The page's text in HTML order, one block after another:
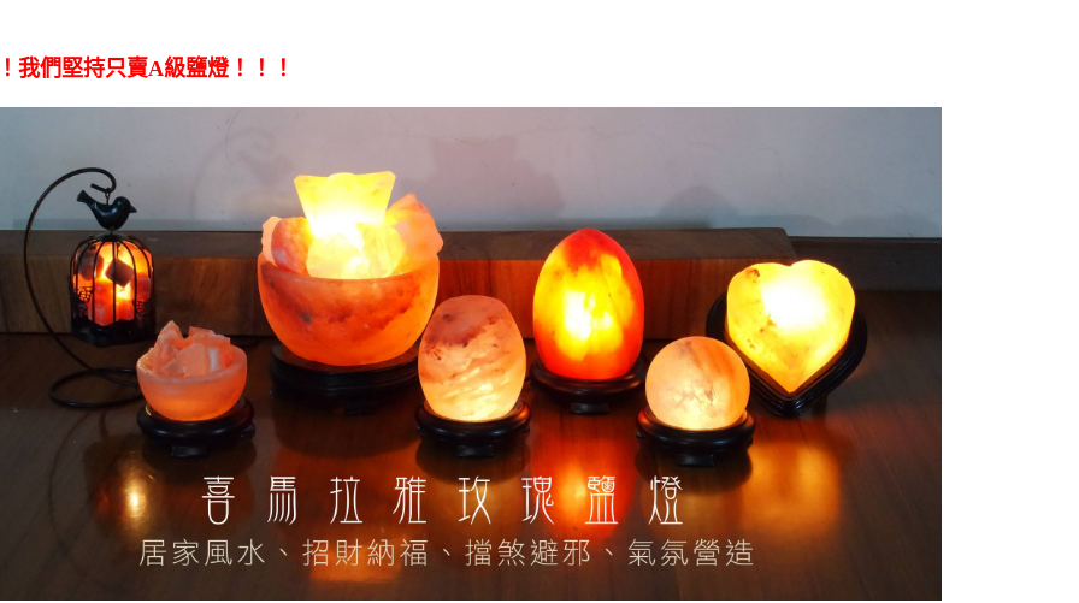
我們堅持只賣A級鹽燈！！！